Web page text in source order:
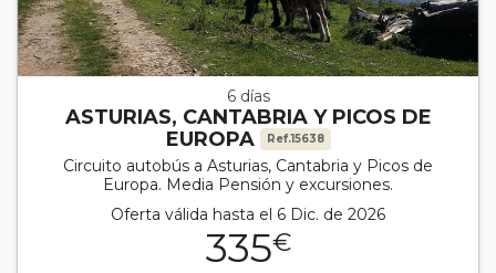
6 días
ASTURIAS, CANTABRIA Y PICOS DE
EUROPA
Ref.15638
Circuito autobús a Asturias, Cantabria y Picos de
Europa. Media Pensión y excursiones.
Oferta válida hasta el 6 Dic. de 2026
335€